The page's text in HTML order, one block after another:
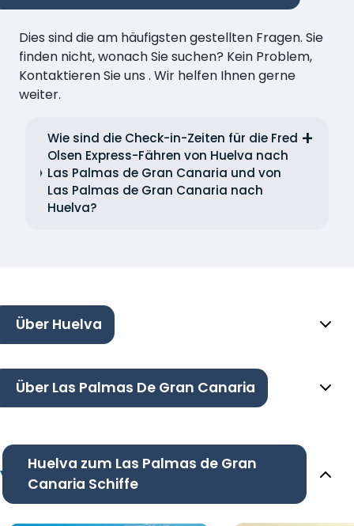
Dies sind die am häufigsten gestellten Fragen. Sie
finden nicht, wonach Sie suchen? Kein Problem,
Kontaktieren Sie uns . Wir helfen Ihnen gerne
weiter.
Wie sind die Check-in-Zeiten für die Fred
Olsen Express-Fähren von Huelva nach
Las Palmas de Gran Canaria und von
Las Palmas de Gran Canaria nach
Huelva?
Über Huelva
Über Las Palmas De Gran Canaria
Huelva zum Las Palmas de Gran
Canaria Schiffe